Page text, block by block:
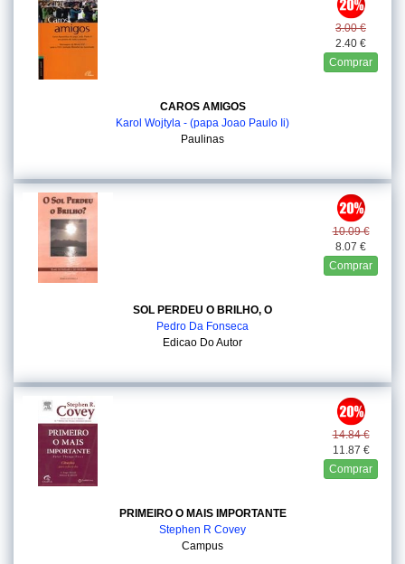
3.00 €
2.40 €
Comprar
CAROS AMIGOS
Karol Wojtyla - (papa Joao Paulo Ii)
Paulinas
10.09 €
8.07 €
Comprar
SOL PERDEU O BRILHO, O
Pedro Da Fonseca
Edicao Do Autor
14.84 €
11.87 €
Comprar
PRIMEIRO O MAIS IMPORTANTE
Stephen R Covey
Campus